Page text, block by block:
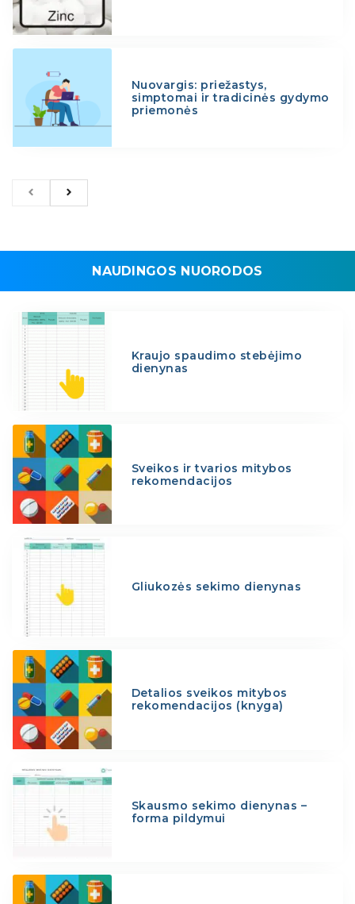
Nuovargis: priežastys,
simptomai ir tradicinės gydymo
priemonės
NAUDINGOS NUORODOS
Kraujo spaudimo stebėjimo
dienynas
Sveikos ir tvarios mitybos
rekomendacijos
Gliukozės sekimo dienynas
Detalios sveikos mitybos
rekomendacijos (knyga)
Skausmo sekimo dienynas –
forma pildymui